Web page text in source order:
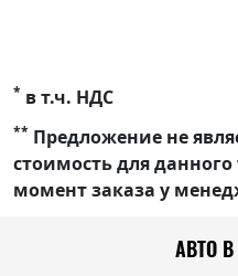
* в т.ч. НДС
** Предложение не
стоимость для данного
момент заказа у
АВТО